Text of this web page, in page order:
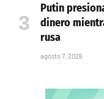
Putin
dinero
rusa
agosto 7, 2026